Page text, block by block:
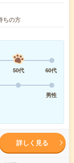
ちの方
50代
60代
男性
詳しく見る